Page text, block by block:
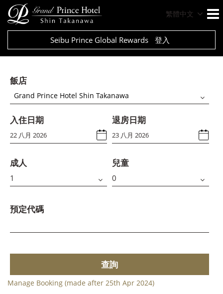
繁體中文
Seibu Prince Global Rewards 登入
飯店
Grand Prince Hotel Shin Takanawa
入住日期 退房日期
成人 兒童
預定代碼
查詢
Manage Booking (made after 25th Apr 2024)